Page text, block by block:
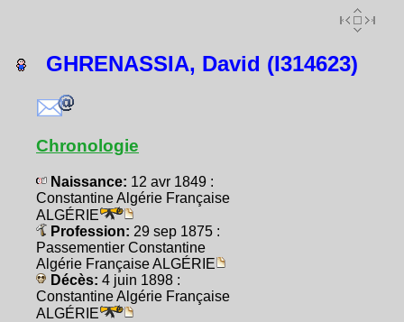
GHRENASSIA, David (I314623)
Chronologie
Naissance: 12 avr 1849 :
Constantine Algérie Française
ALGÉRIE
Profession: 29 sep 1875 :
Passementier Constantine
Algérie Française ALGÉRIE
Décès: 4 juin 1898 :
Constantine Algérie Française
ALGÉRIE